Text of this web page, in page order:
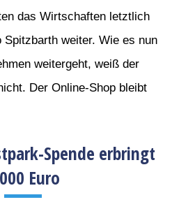
das Wirtschaften letztlich
Spitzbarth weiter. Wie es nun
weitergeht, weiß der
Der Online-Shop bleibt
Spende erbringt
Euro